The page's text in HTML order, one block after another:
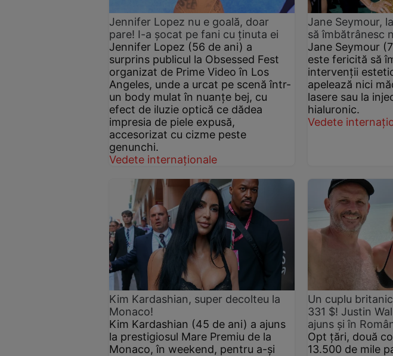
Jennifer Lopez nu e goală, doar
pare! I-a șocat pe fani cu ținuta ei
Jennifer Lopez (56 de ani) a
surprins publicul la Obsessed Fest
organizat de Prime Video în Los
Angeles, unde a urcat pe scenă într-
un body mulat în nuanțe bej, cu
efect de iluzie optică ce dădea
impresia de piele expusă,
accesorizat cu cizme peste
genunchi.
Vedete internaționale
Jane Seymour,
să îmbătrânesc
Jane Seymour
este fericită să
intervenții
apelează nici
lasere sau la
hialuronic.
Vedete
Kim Kardashian, super decolteu la
Monaco!
Kim Kardashian (45 de ani) a ajuns
la prestigiosul Mare Premiu de la
Monaco, în weekend, pentru a-și
Un cuplu
331 $! Justin
ajuns și în
Opt țări, două
13.500 de mile